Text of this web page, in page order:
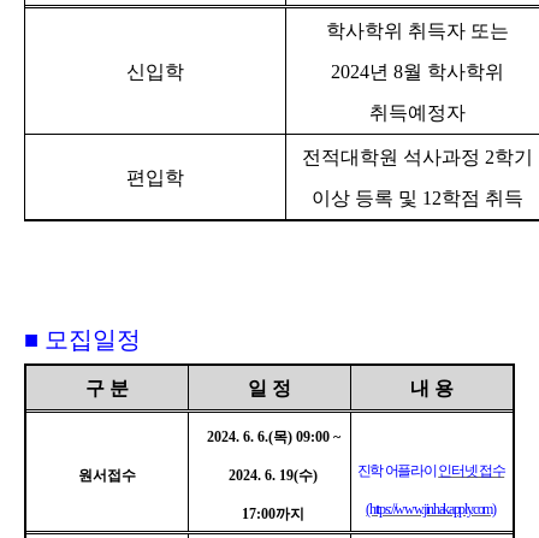
신입학
학사학위 취득자 또는
2024년 8월 학사학위
취득예정자
편입학
전적대학원 석사과정 2학기
이상 등록 및 12학점 취득
■ 모집일정
구 분 일 정 내 용
원서접수
2024. 6. 6.(목) 09:00 ~
2024. 6. 19(수)
17:00까지
진학 어플라이 인터넷 접수
(https://www.jinhakapply.com)